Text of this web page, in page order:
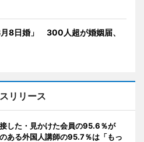
8日婚」 300人超が婚姻届、
リリース
した・見かけた会員の95.6％が
ある外国人講師の95.7％は「もっ